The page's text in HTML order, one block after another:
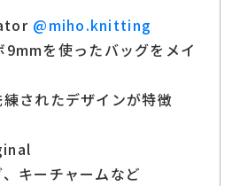
@miho.knitting
を使ったバッグをメイ
されたデザインが特徴
キーチャームなど